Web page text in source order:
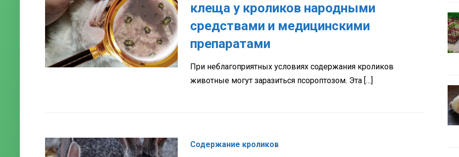
клеща у кроликов народными
средствами и медицинскими
препаратами
При неблагоприятных условиях содержания кроликов
животные могут заразиться псороптозом. Эта […]
Содержание кроликов